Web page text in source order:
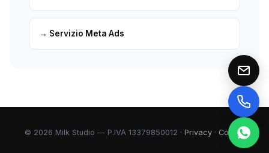
→ Servizio Meta Ads
© 2026 Milk Studio — P.IVA 13379850012 · Privacy · Cookie